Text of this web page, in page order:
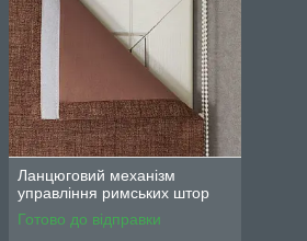
Ланцюговий механізм
управління римських штор
Готово до відправки